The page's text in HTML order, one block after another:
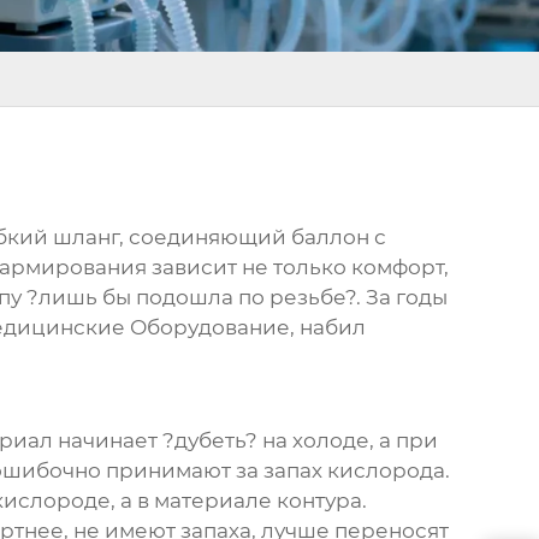
шланг, соединяющий баллон с
зависит не только комфорт,
?лишь бы подошла по резьбе?. За годы
Оборудование, набил
начинает ?дубеть? на холоде, а при
принимают за запах кислорода.
а в материале контура.
не имеют запаха, лучше переносят